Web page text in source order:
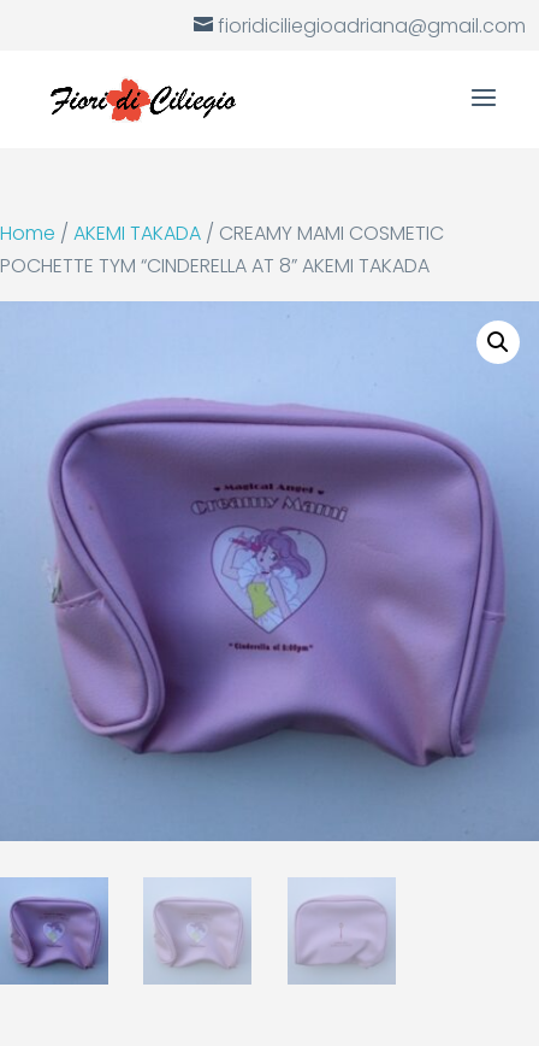
fioridiciliegioadriana@gmail.com
Home / AKEMI TAKADA / CREAMY MAMI COSMETIC
POCHETTE TYM “CINDERELLA AT 8” AKEMI TAKADA